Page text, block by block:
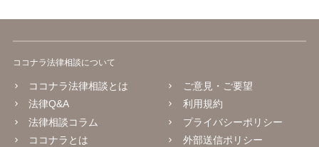
ココナラ法律相談について
ココナラ法律相談とは
法律Q&A
法律相談コラム
ココナラとは
ご意見・ご要望
利用規約
プライバシーポリシー
外部送信ポリシー